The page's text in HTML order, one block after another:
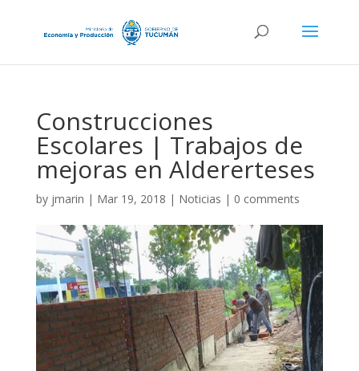
Construcciones
Escolares | Trabajos de
mejoras en Aldererteses
by jmarin | Mar 19, 2018 | Noticias | 0 comments